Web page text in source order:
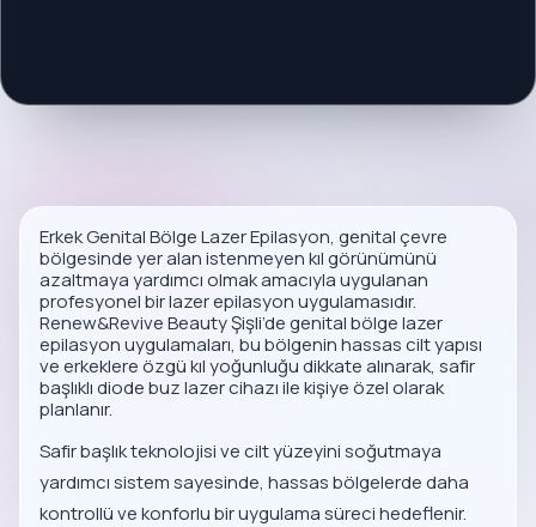
Erkek Genital Bölge Lazer Epilasyon, genital çevre
bölgesinde yer alan istenmeyen kıl görünümünü
azaltmaya yardımcı olmak amacıyla uygulanan
profesyonel bir lazer epilasyon uygulamasıdır.
Renew&Revive Beauty Şişli’de genital bölge lazer
epilasyon uygulamaları, bu bölgenin hassas cilt yapısı
ve erkeklere özgü kıl yoğunluğu dikkate alınarak, safir
başlıklı diode buz lazer cihazı ile kişiye özel olarak
planlanır.
Safir başlık teknolojisi ve cilt yüzeyini soğutmaya
yardımcı sistem sayesinde, hassas bölgelerde daha
kontrollü ve konforlu bir uygulama süreci hedeflenir.